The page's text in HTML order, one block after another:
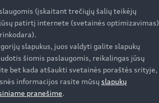
reikia oro
(įskaitant trečiųjų šalių teikėjų
patirtį internete (svetainės optimizavimas)
slapukus, juos valdyti galite slapukų
šiomis paslaugomis, reikalingas jūsų
bet kada atšaukti svetainės poraštės srityje,
informacijos rasite mūsų slapukų
pranešime.